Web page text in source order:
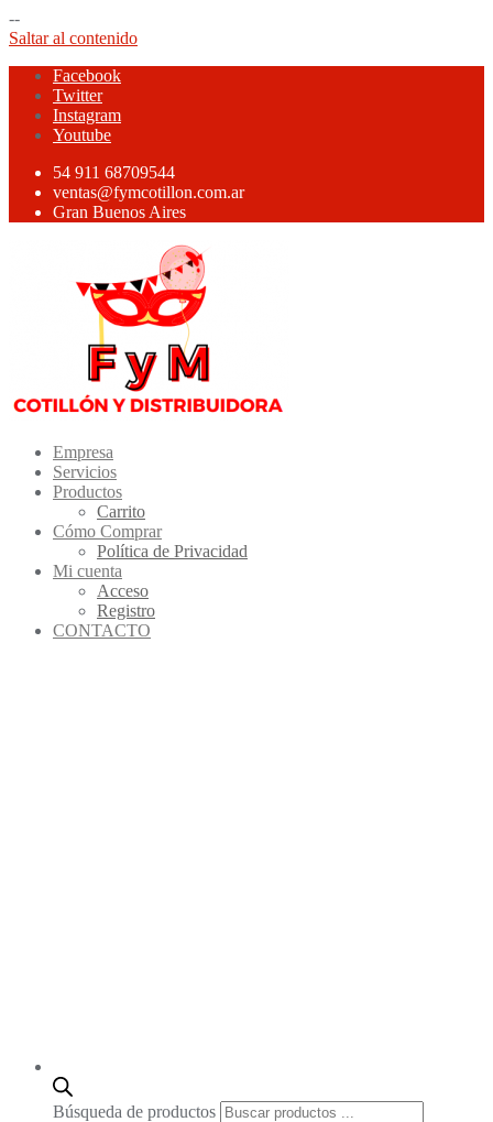
--
Saltar al contenido
Facebook
Twitter
Instagram
Youtube
54 911 68709544
ventas@fymcotillon.com.ar
Gran Buenos Aires
Empresa
Servicios
Productos
Carrito
Cómo Comprar
Política de Privacidad
Mi cuenta
Acceso
Registro
CONTACTO
Búsqueda de productos